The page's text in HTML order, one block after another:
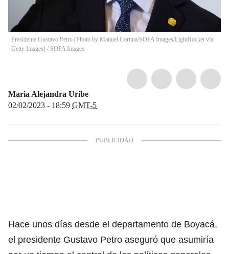
Presidente Gustavo Petro (Photo by Manuel Cortina/SOPA Images/LightRocket via
Getty Images) / SOPA Images
Maria Alejandra Uribe
02/02/2023 - 18:59 GMT-5
Hace unos días desde el departamento de Boyacá,
el presidente Gustavo Petro aseguró que asumiría